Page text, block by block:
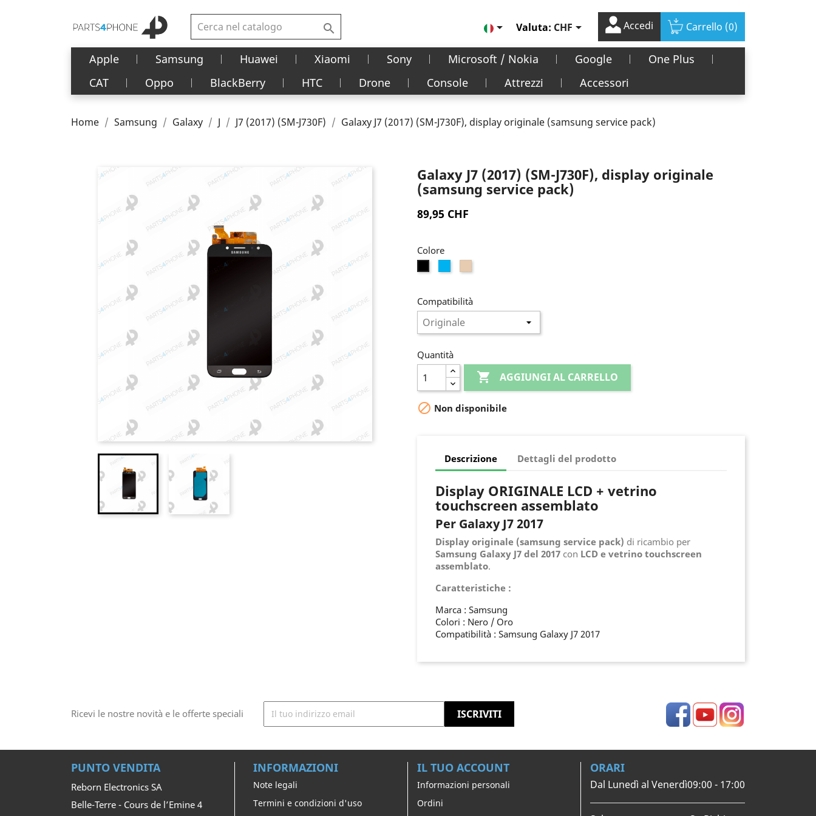
  Valuta: CHF Accedi Carrello (0)
Apple Samsung Huawei Xiaomi Sony Microsoft / Nokia Google
One Plus
CAT
Oppo BlackBerry HTC Drone Console Attrezzi Accessori
Home Samsung Galaxy J J7 (2017) (SM-J730F) Galaxy J7 (2017) (SM-J730F), display originale (samsung service pack)
Galaxy J7 (2017) (SM-J730F), display originale
(samsung service pack)
89,95 CHF
Colore
Compatibilità
Quantità
 AGGIUNGI AL CARRELLO
 Non disponibile
Descrizione Dettagli del prodotto
Display ORIGINALE LCD + vetrino
touchscreen assemblato
Per Galaxy J7 2017
Display originale (samsung service pack) di ricambio per
Samsung Galaxy J7 del 2017 con LCD e vetrino touchscreen
assemblato.
Caratteristiche :
Marca : Samsung
Colori : Nero / Oro
Compatibilità : Samsung Galaxy J7 2017
Ricevi le nostre novità e le offerte speciali FacebookYouTubeInstagram
PUNTO VENDITA
Reborn Electronics SA
Belle-Terre - Cours de l’Emine 4
INFORMAZIONI
Note legali
Termini e condizioni d'uso
IL TUO ACCOUNT
Informazioni personali
Ordini
ORARI
Dal Lunedì al Venerdì09:00 - 17:00